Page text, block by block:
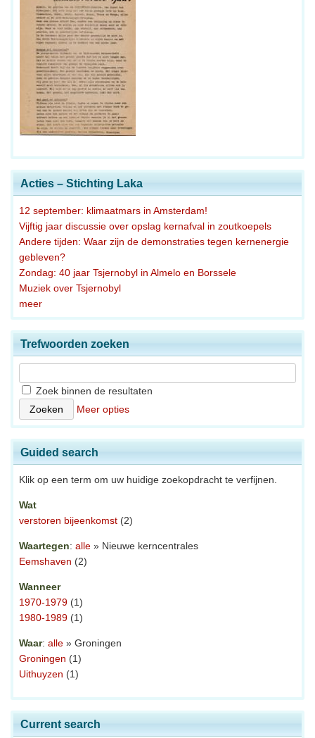
Acties – Stichting Laka
12 september: klimaatmars in Amsterdam!
Vijftig jaar discussie over opslag kernafval in zoutkoepels
Andere tijden: Waar zijn de demonstraties tegen kernenergie
gebleven?
Zondag: 40 jaar Tsjernobyl in Almelo en Borssele
Muziek over Tsjernobyl
meer
Trefwoorden zoeken
Zoek binnen de resultaten
Meer opties
Guided search
Klik op een term om uw huidige zoekopdracht te verfijnen.
Wat
verstoren bijeenkomst (2)
Waartegen: alle » Nieuwe kerncentrales
Eemshaven (2)
Wanneer
1970-1979 (1)
1980-1989 (1)
Waar: alle » Groningen
Groningen (1)
Uithuyzen (1)
Current search